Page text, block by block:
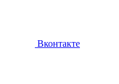
Вконтакте